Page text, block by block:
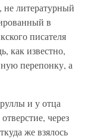
не литературный
в
писателя
как известно,
перепонку, а
и у отца
через
же взялось